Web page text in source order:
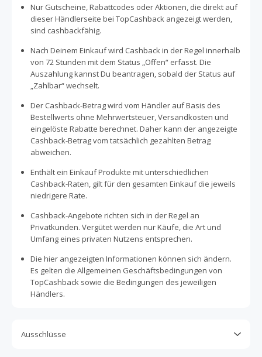
Nur Gutscheine, Rabattcodes oder Aktionen, die direkt auf
dieser Händlerseite bei TopCashback angezeigt werden,
sind cashbackfähig.
Nach Deinem Einkauf wird Cashback in der Regel innerhalb
von 72 Stunden mit dem Status „Offen“ erfasst. Die
Auszahlung kannst Du beantragen, sobald der Status auf
„Zahlbar“ wechselt.
Der Cashback-Betrag wird vom Händler auf Basis des
Bestellwerts ohne Mehrwertsteuer, Versandkosten und
eingelöste Rabatte berechnet. Daher kann der angezeigte
Cashback-Betrag vom tatsächlich gezahlten Betrag
abweichen.
Enthält ein Einkauf Produkte mit unterschiedlichen
Cashback-Raten, gilt für den gesamten Einkauf die jeweils
niedrigere Rate.
Cashback-Angebote richten sich in der Regel an
Privatkunden. Vergütet werden nur Käufe, die Art und
Umfang eines privaten Nutzens entsprechen.
Die hier angezeigten Informationen können sich ändern.
Es gelten die Allgemeinen Geschäftsbedingungen von
TopCashback sowie die Bedingungen des jeweiligen
Händlers.
Ausschlüsse